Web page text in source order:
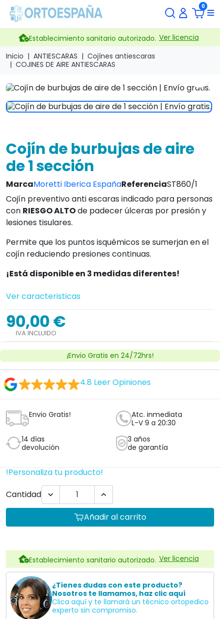
0
Establecimiento sanitario autorizado. Ver licencia
Inicio
ANTIESCARAS
Cojínes antiescaras
COJINES DE AIRE ANTIESCARAS
Cojín de burbujas de aire
de 1 sección
MarcaMoretti Iberica EspañaReferenciaST860/1
Cojín preventivo anti escaras indicado para personas
con RIESGO ALTOde padecer úlceras por presión y
lesiones tisulares.
Permite que los puntos isquémicos se sumerjan en el
cojín reduciendo presiones continuas.
¡Está disponible en 3 medidas diferentes!
Ver caracteristicas
90,00 €
IVA INCLUIDO
¡Envio Gratis en 24/72hrs!
4.8 Leer Opiniones
Envio Gratis!
Atc. inmediata
L-V 9 a 20:30
14 días
devolución
3 años
de garantía
!Personaliza tu producto!
Cantidad
 
Añadir al carrito
Establecimiento sanitario autorizado. Ver licencia
¿Tienes dudas con este producto?
Nosotros te llamamos, haz clic aquí
Clica aquí y te llamará un técnico ortopedico
experto sin compromiso.